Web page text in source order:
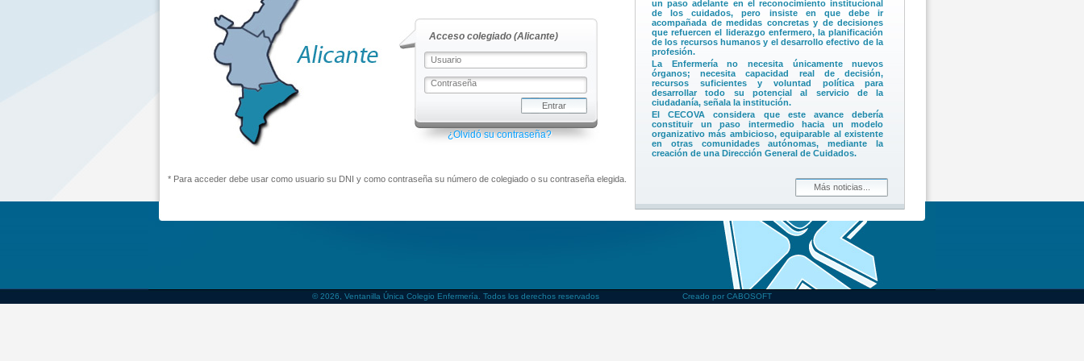
Acceso colegiado (Alicante)
¿Olvidó su contraseña?
* Para acceder debe usar como usuario su DNI y como contraseña su número de colegiado o su contraseña elegida.
de los cuidados, pero insiste en que debe ir
acompañada de medidas concretas y de decisiones
que refuercen el liderazgo enfermero, la planificación
de los recursos humanos y el desarrollo efectivo de la
profesión.
La Enfermería no necesita únicamente nuevos
órganos; necesita capacidad real de decisión,
recursos suficientes y voluntad política para
desarrollar todo su potencial al servicio de la
ciudadanía, señala la institución.
El CECOVA considera que este avance debería
constituir un paso intermedio hacia un modelo
organizativo más ambicioso, equiparable al existente
en otras comunidades autónomas, mediante la
creación de una Dirección General de Cuidados.
Distinción de la Generalitat por los servicios
prestados y la solidaridad demostrada durante la
El presidente de la Generalitat, Juanfran Pérez Llorca
reconoce el compromiso ejemplar de UPdV con la
sociedad valenciana y distingue la respuesta solidaria
de las profesiones colegiadas.
La organización agradece el respaldo institucional y
comparte este reconocimiento con todos los colegios
profesionales que han integrado la respuesta a la
La distinción pone en valor la solidaridad de las
profesiones y el compromiso de toda la sociedad
Más noticias...
© 2026, Ventanilla Única Colegio Enfermería. Todos los derechos reservados Creado por CABOSOFT